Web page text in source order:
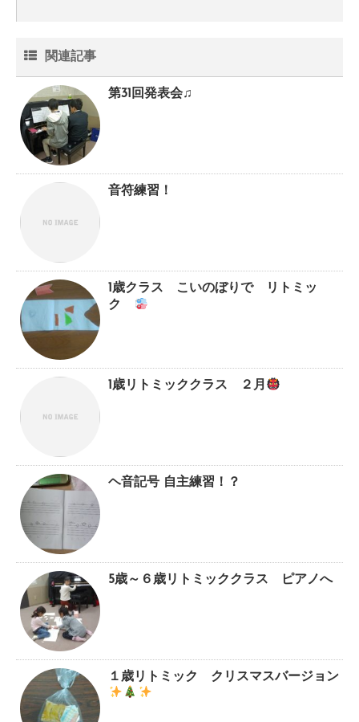
関連記事
第31回発表会♫
音符練習！
1歳クラス こいのぼりで リトミッ
ク
1歳リトミッククラス ２月
ヘ音記号 自主練習！？
5歳～６歳リトミッククラス ピアノへ
１歳リトミック クリスマスバージョン